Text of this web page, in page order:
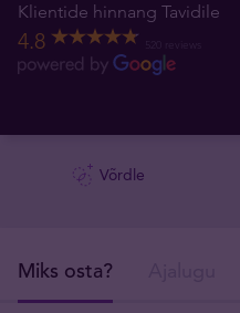
Klientide hinnang Tavidile
4.8
Võrdle
Miks osta?